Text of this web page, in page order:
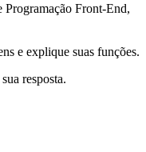
Programação Front-End,
e explique suas funções.
resposta.